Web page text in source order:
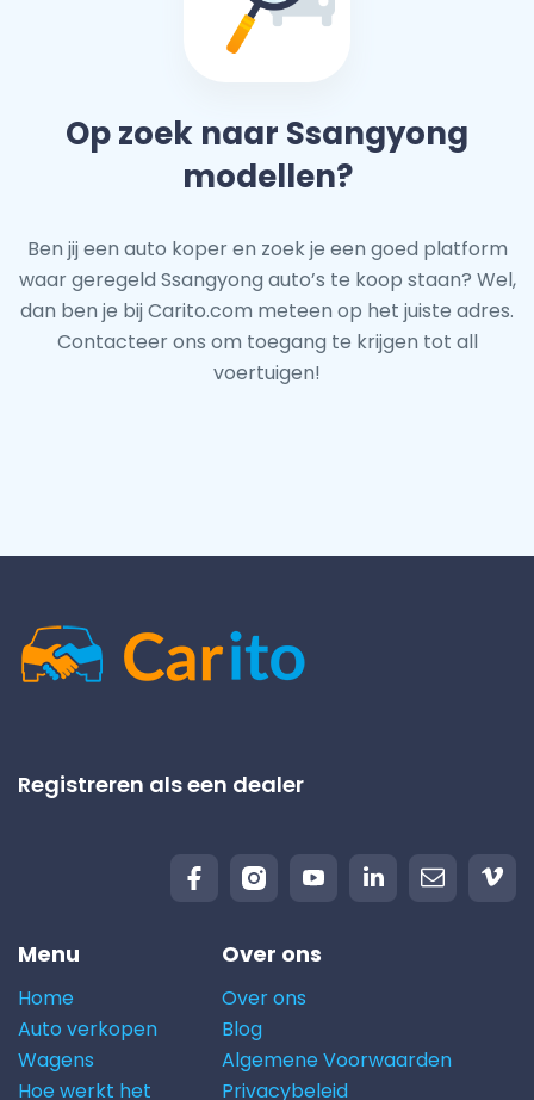
Op zoek naar Ssangyong
modellen?
Ben jij een auto koper en zoek je een goed platform
waar geregeld Ssangyong auto’s te koop staan? Wel,
dan ben je bij Carito.com meteen op het juiste adres.
Contacteer ons om toegang te krijgen tot all
voertuigen!
Registreren als een dealer
Menu
Home
Auto verkopen
Wagens
Hoe werkt het
Over ons
Over ons
Blog
Algemene Voorwaarden
Privacybeleid